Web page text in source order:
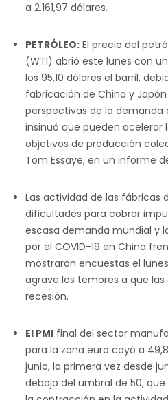
a 2.161,97 dólares.
PETRÓLEO: El precio del
(WTI) abrió este lunes con
los 95,10 dólares el barril,
fabricación de China y
perspectivas de la demanda
insinuó que pueden acelerar
objetivos de producción
Tom Essaye, en un informe
Las actividad de las fábricas
dificultades para cobrar
escasa demanda mundial y
por el COVID-19 en China
mostraron encuestas el
agrave los temores a que
recesión.
El PMI final del sector
para la zona euro cayó a
junio, la primera vez desde
debajo del umbral de 50,